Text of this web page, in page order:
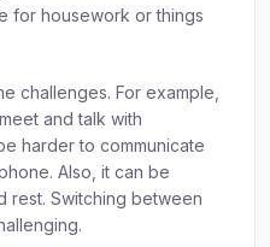
for housework or things
challenges. For example,
and talk with
harder to communicate
Also, it can be
rest. Switching between